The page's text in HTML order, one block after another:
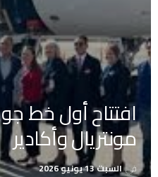
افتتاح أول خط
مونتريال وأكادير
فيالسبت 13 يونيو 2026